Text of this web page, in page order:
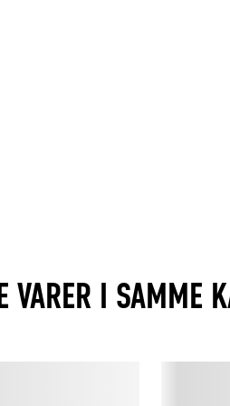
VARER I SAMME